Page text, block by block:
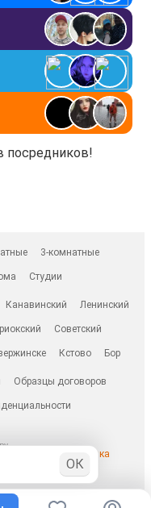
посредников!
3-комнатные
Студии
Канавинский Ленинский
Советский
Кстово Бор
Образцы договоров
ОК